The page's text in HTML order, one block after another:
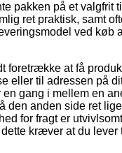
pakken på et valgfrit
ret praktisk, samt
ved køb
foretrække at få
eller til adressen på
en gang i mellem en
den anden side ret
for fragt er
kræver at du